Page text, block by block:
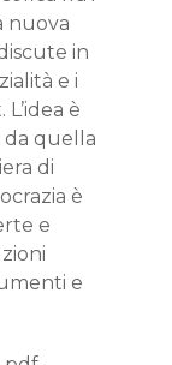
nuova
in
e i
è
quella
di
è
e
e